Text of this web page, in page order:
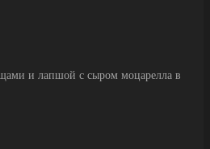
и лапшой с сыром моцарелла в